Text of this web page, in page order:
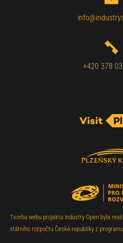
+420 378
Tvorba webu projektu Industry Open byla
státního rozpočtu České republiky z